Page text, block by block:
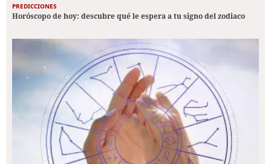
PREDICCIONES
Horóscopo de hoy: descubre qué le espera a tu signo del zodiaco